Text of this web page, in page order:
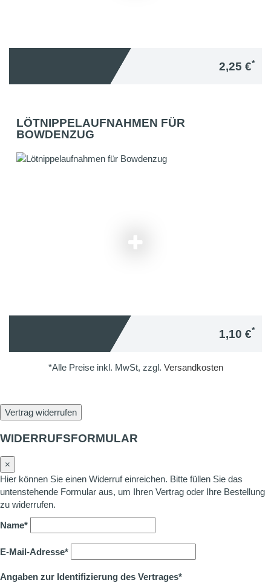
2,25 €*
LÖTNIPPELAUFNAHMEN FÜR
BOWDENZUG
1,10 €*
*Alle Preise inkl. MwSt, zzgl. Versandkosten
Vertrag widerrufen
WIDERRUFSFORMULAR
×
Hier können Sie einen Widerruf einreichen. Bitte füllen Sie das
untenstehende Formular aus, um Ihren Vertrag oder Ihre Bestellung
zu widerrufen.
Name*
E-Mail-Adresse*
Angaben zur Identifizierung des Vertrages*